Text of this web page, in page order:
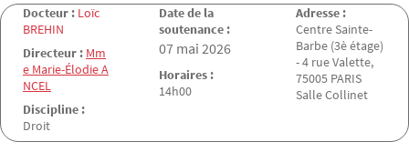
Docteur : Loïc
BREHIN
Directeur : Mm
e Marie-Élodie A
NCEL
Discipline :
Droit
Date de la
soutenance :
Date de la soutenance
07 mai 2026
Horaires :
14h00
Adresse :
Centre Sainte-
Barbe (3è étage)
- 4 rue Valette,
75005 PARIS
Salle Collinet